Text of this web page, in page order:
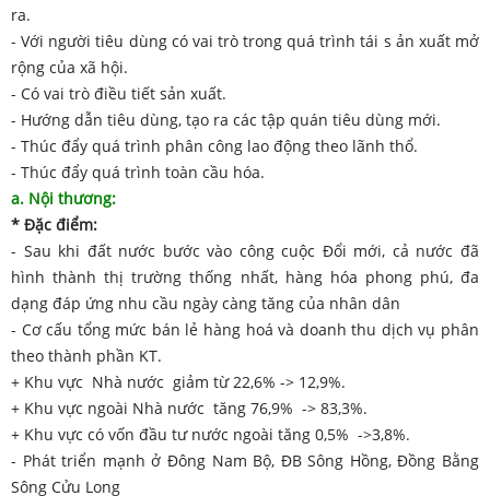
ra.
- Với người tiêu dùng có vai trò trong quá trình tái s ản xuất mở
rộng của xã hội.
- Có vai trò điều tiết sản xuất.
- Hướng dẫn tiêu dùng, tạo ra các tập quán tiêu dùng mới.
- Thúc đẩy quá trình phân công lao động theo lãnh thổ.
- Thúc đẩy quá trình toàn cầu hóa.
a. Nội thương:
* Đặc điểm:
- Sau khi đất nước bước vào công cuộc Đổi mới, cả nước đã
hình thành thị trường thống nhất, hàng hóa phong phú, đa
dạng đáp ứng nhu cầu ngày càng tăng của nhân dân
- Cơ cấu tổng mức bán lẻ hàng hoá và doanh thu dịch vụ phân
theo thành phần KT.
+ Khu vực Nhà nước giảm từ 22,6% -> 12,9%.
+ Khu vực ngoài Nhà nước tăng 76,9% -> 83,3%.
+ Khu vực có vốn đầu tư nước ngoài tăng 0,5% ->3,8%.
- Phát triển mạnh ở Đông Nam Bộ, ĐB Sông Hồng, Đồng Bằng
Sông Cửu Long